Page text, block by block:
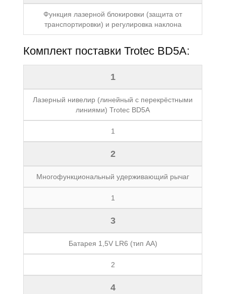
Функция лазерной блокировки (защита от
транспортировки) и регулировка наклона
Комплект поставки Trotec BD5A:
1
Лазерный нивелир (линейный с перекрёстными
линиями) Trotec BD5A
1
2
Многофункциональный удерживающий рычаг
1
3
Батарея 1,5V LR6 (тип АА)
2
4